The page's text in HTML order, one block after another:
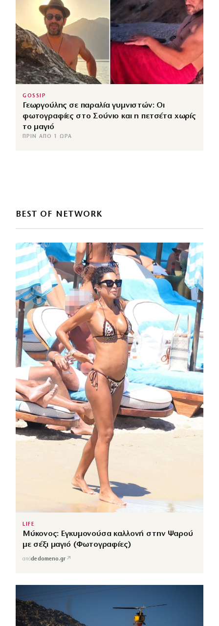
GOSSIP
Γεωργούλης σε παραλία γυμνιστών: Οι
φωτογραφίες στο Σούνιο και η πετσέτα χωρίς
το μαγιό
ΠΡΙΝ ΑΠΌ 1 ΏΡΑ
BEST OF NETWORK
LIFE
Μύκονος: Εγκυμονούσα καλλονή στην Ψαρού
με σέξι μαγιό (Φωτογραφίες)
απόdedomeno.gr ↗